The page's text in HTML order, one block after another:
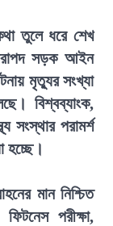
তুলে ধরে শেখ
সড়ক আইন
মৃত্যুর সংখ্যা
বিশ্বব্যাংক,
সংস্থার পরামর্শ
হচ্ছে।
মান নিশ্চিত
পরীক্ষা,